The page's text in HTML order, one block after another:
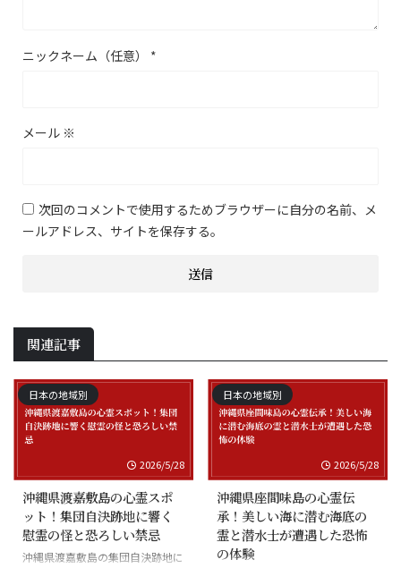
ニックネーム（任意） *
メール ※
次回のコメントで使用するためブラウザーに自分の名前、メ
ールアドレス、サイトを保存する。
関連記事
日本の地域別
2026/5/28
沖縄県渡嘉敷島の心霊スポ
ット！集団自決跡地に響く
慰霊の怪と恐ろしい禁忌
沖縄県渡嘉敷島の集団自決跡地に
日本の地域別
2026/5/28
沖縄県座間味島の心霊伝
承！美しい海に潜む海底の
霊と潜水士が遭遇した恐怖
の体験